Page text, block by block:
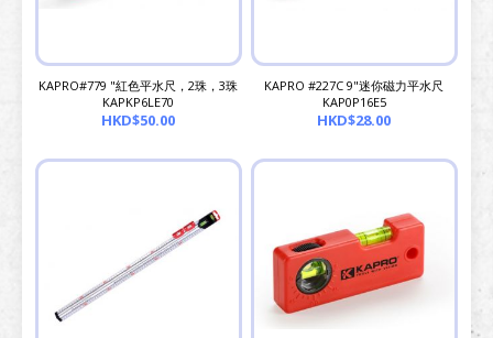
KAPRO#779 "紅色平水尺，2珠，3珠
KAPKP6LE70
HKD$50.00
KAPRO #227C 9"迷你磁力平水尺
KAP0P16E5
HKD$28.00